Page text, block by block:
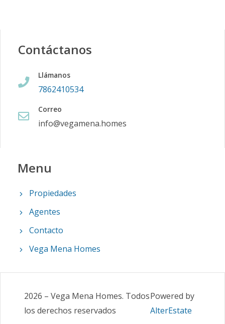
Contáctanos
Llámanos
7862410534
Correo
info@vegamena.homes
Menu
Propiedades
Agentes
Contacto
Vega Mena Homes
2026 – Vega Mena Homes. Todos
los derechos reservados
Powered by
AlterEstate